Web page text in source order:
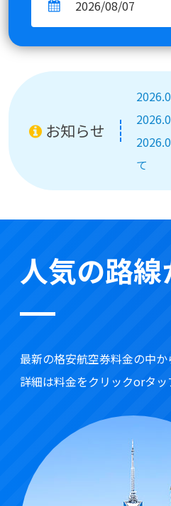
お知らせ
て
人気の路
最新の格安航空券料金の中か
詳細は料金をクリックorタッ